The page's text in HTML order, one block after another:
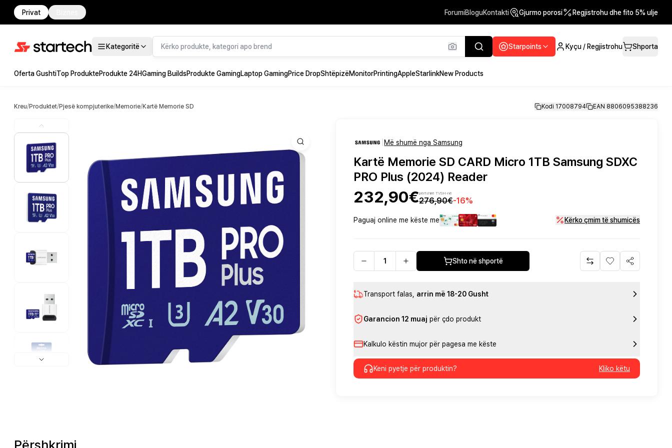
Privat ForumiBloguKontakti Gjurmo porosi Regjistrohu dhe fito 5% ulje
Kategoritë Starpoints Kyçu / Regjistrohu Shporta
Oferta GushtiTop ProdukteProdukte 24HGaming BuildsProdukte GamingLaptop GamingPrice DropShtëpizëMonitorPrintingAppleStarlinkNew Products
Kreu/Produktet/Pjesë kompjuterike/Memorie/Kartë Memorie SD Kodi 17008794 EAN 8806095388236
|Më shumë nga Samsung
Kartë Memorie SD CARD Micro 1TB Samsung SDXC
PRO Plus (2024) Reader
232,90€përfshirë TVSH-në
276,90€-16%
Paguaj online me këste me Kërko çmim të shumicës
Shto në shportë
Transport falas arrin më 18-20 Gusht
Garancion 12 muaj për çdo produkt
Kalkulo këstin mujor për pagesa me këste
Keni pyetje për produktin? Kliko këtu
Përshkrimi